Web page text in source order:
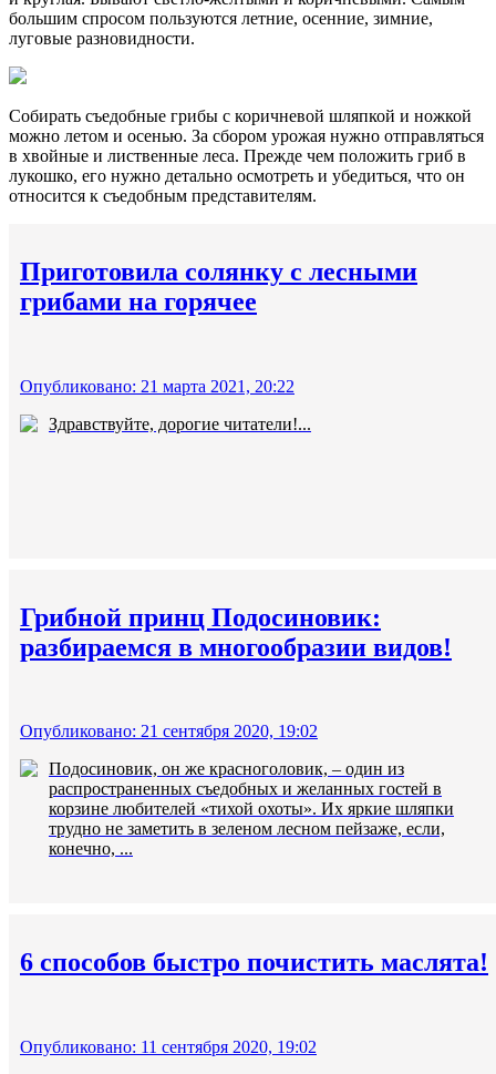
большим спросом пользуются летние, осенние, зимние,
луговые разновидности.
Собирать съедобные грибы с коричневой шляпкой и ножкой
можно летом и осенью. За сбором урожая нужно отправляться
в хвойные и лиственные леса. Прежде чем положить гриб в
лукошко, его нужно детально осмотреть и убедиться, что он
относится к съедобным представителям.
Приготовила солянку с лесными
грибами на горячее
Опубликовано: 21 марта 2021, 20:22
Здравствуйте, дорогие читатели!...
Грибной принц Подосиновик:
разбираемся в многообразии видов!
Опубликовано: 21 сентября 2020, 19:02
Подосиновик, он же красноголовик, – один из
распространенных съедобных и желанных гостей в
корзине любителей «тихой охоты». Их яркие шляпки
трудно не заметить в зеленом лесном пейзаже, если,
конечно, ...
6 способов быстро почистить маслята!
Опубликовано: 11 сентября 2020, 19:02